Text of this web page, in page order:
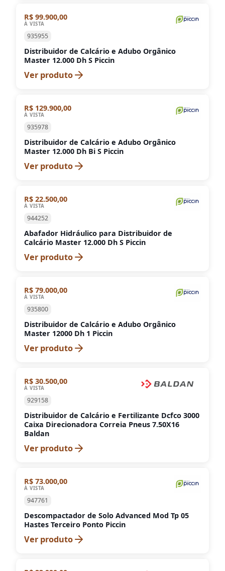
R$ 99.900,00
À VISTA
935955
Distribuidor de Calcário e Adubo Orgânico
Master 12.000 Dh S Piccin
Ver produto
R$ 129.900,00
À VISTA
935978
Distribuidor de Calcário e Adubo Orgânico
Master 12.000 Dh Bi S Piccin
Ver produto
R$ 22.500,00
À VISTA
944252
Abafador Hidráulico para Distribuidor de
Calcário Master 12.000 Dh S Piccin
Ver produto
R$ 79.000,00
À VISTA
935800
Distribuidor de Calcário e Adubo Orgânico
Master 12000 Dh 1 Piccin
Ver produto
R$ 30.500,00
À VISTA
929158
Distribuidor de Calcário e Fertilizante Dcfco 3000
Caixa Direcionadora Correia Pneus 7.50X16
Baldan
Ver produto
R$ 73.000,00
À VISTA
947761
Descompactador de Solo Advanced Mod Tp 05
Hastes Terceiro Ponto Piccin
Ver produto